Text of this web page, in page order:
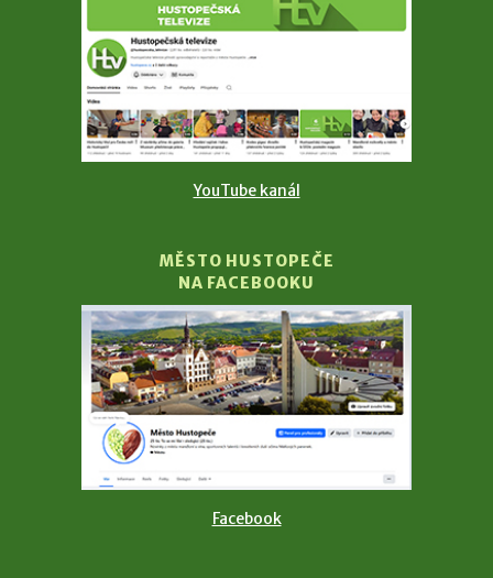
YouTube kanál
MĚSTO HUSTOPEČE
NA FACEBOOKU
Facebook